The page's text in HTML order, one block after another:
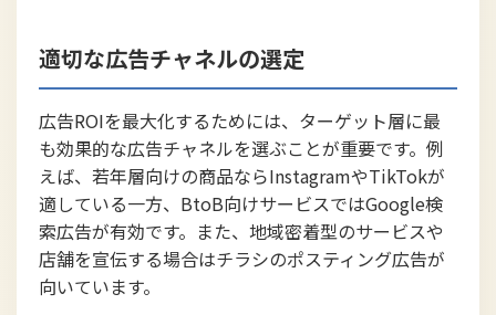
適切な広告チャネルの選定
広告ROIを最大化するためには、ターゲット層に最
も効果的な広告チャネルを選ぶことが重要です。例
えば、若年層向けの商品ならInstagramやTikTokが
適している一方、BtoB向けサービスではGoogle検
索広告が有効です。また、地域密着型のサービスや
店舗を宣伝する場合はチラシのポスティング広告が
向いています。